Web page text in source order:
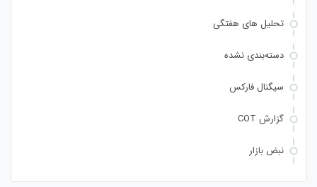
تحلیل های هفتگی
دسته‌بندی نشده
سیگنال فارکس
گزارش COT
نبض بازار